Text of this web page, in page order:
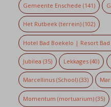
Gemeente Enschede (141)
Het Rutbeek (terrein)(102)
Hotel Bad Boekelo | Resort
Jubilea (35) Lekkages (40)
Marcellinus (School)(33)
Momentum (mortuarium)(35)